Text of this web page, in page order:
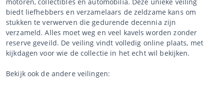
biedt liefhebbers en verzamelaars de zeldzame kans om
stukken te verwerven die gedurende decennia zijn
verzameld. Alles moet weg en veel kavels worden zonder
reserve geveild. De veiling vindt volledig online plaats, met
kijkdagen voor wie de collectie in het echt wil bekijken.
Bekijk ook de andere veilingen: